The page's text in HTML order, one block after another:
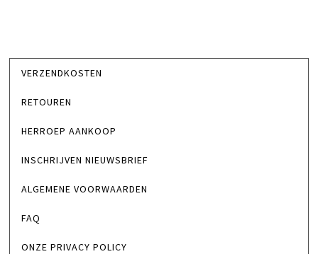
VERZENDKOSTEN
RETOUREN
HERROEP AANKOOP
INSCHRIJVEN NIEUWSBRIEF
ALGEMENE VOORWAARDEN
FAQ
ONZE PRIVACY POLICY